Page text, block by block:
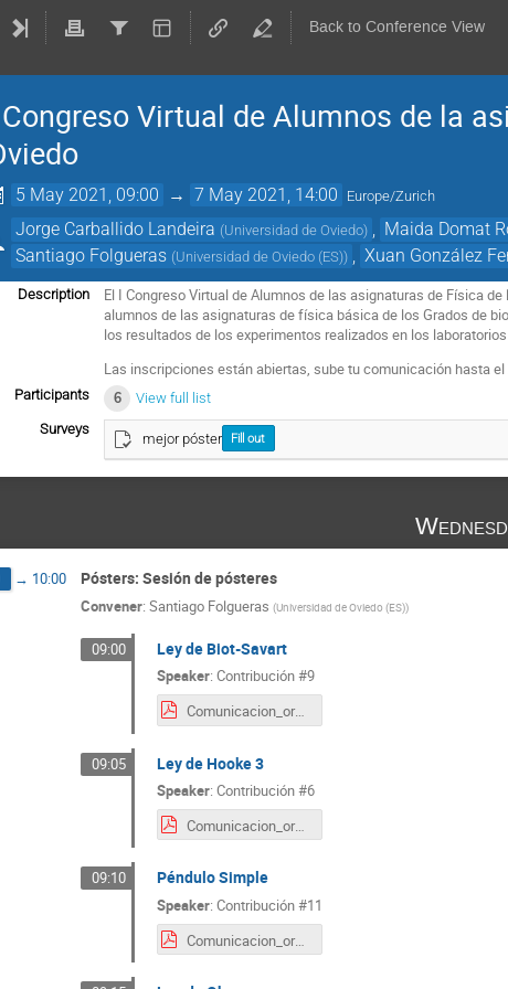
Back to Conference View
Virtual de Alumnos de la
5 May 2021, 09:00 → 7 May 2021, 14:00 Europe/Zurich
Jorge Carballido Landeira (Universidad de Oviedo) Maida Domat
Santiago Folgueras (Universidad de Oviedo (ES)) Xuan González
Description
El I Congreso Virtual de Alumnos de las asignaturas de Física
alumnos de las asignaturas de física básica de los Grados de
los resultados de los experimentos realizados en los
Las inscripciones están abiertas, sube tu comunicación hasta el
Participants 6
View full list
Surveys
mejor póster Fill out
→ 10:00 Pósters: Sesión de pósteres
Convener: Santiago Folgueras (Universidad de Oviedo (ES))
09:00 Ley de Biot-Savart
Speaker: Contribución #9
Comunicacion_oral_poster_801073_Poster__Ley_de_Biot-Savart.pdf
09:05 Ley de Hooke 3
Speaker: Contribución #6
Comunicacion_oral_poster_801073_POSTER_ONDAS.pdf
09:10 Péndulo Simple
Speaker: Contribución #11
Comunicacion_oral_poster_801073_POSTER_PENDULO_SIMPLE.pdf